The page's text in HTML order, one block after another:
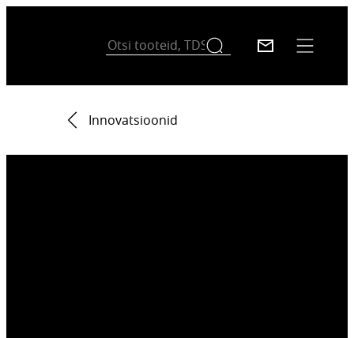
Innovatsioonid